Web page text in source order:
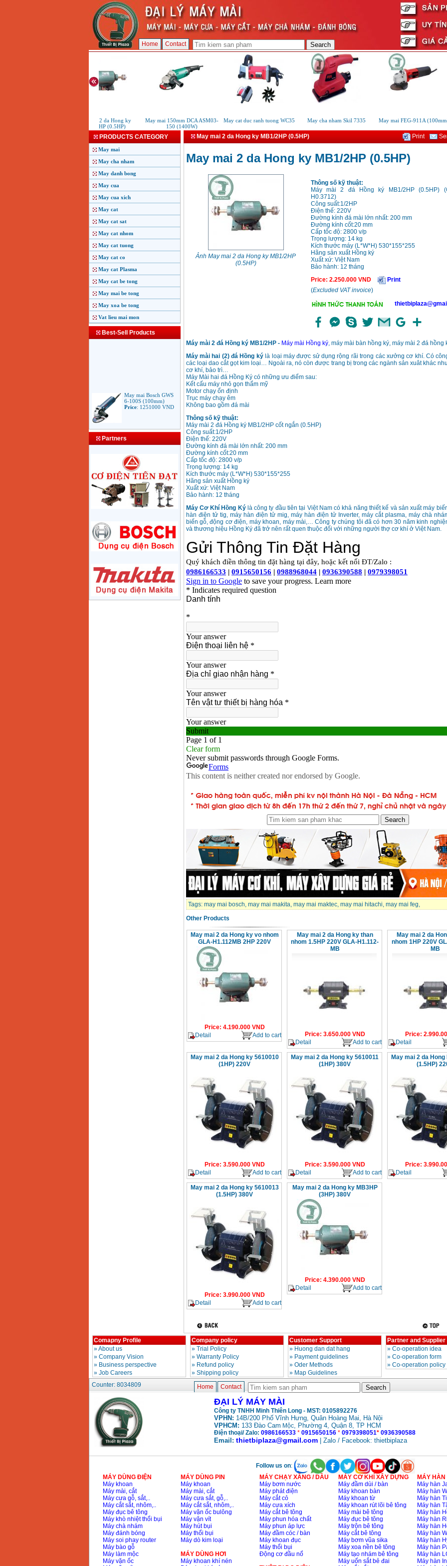
Home Contact
May mai 2 da Hong ky
MB1/2HP (0.5HP)
May mai 150mm DCA ASM03-
150 (1400W)
May cat duc ranh tuong WC35 May cha nham Skil 7335 May mai FEG-911A (100mm)
PRODUCTS CATEGORY
May mai
May cha nham
May danh bong
May cua
May cua xich
May cat
May cat sat
May cat nhom
May cat tuong
May cat co
May cat Plasma
May cat be tong
May mai be tong
May xoa be tong
Vat lieu mai mon
Best-Sell Products
6-100S (100mm)
Price:1251000VND
May mai Makita
9553B (100mm)
710W
May mai 180mm
Bosch GWS 2200-180
(2000W)
Price:3438000VND
(840W)
Price:1587000VND
GA4040 ( 100mm)
Price :2043000VND
May mai hai da
Partners
May mai 2 da Hong ky MB1/2HP (0.5HP) Print
May mai 2 da Hong ky MB1/2HP (0.5HP)
Ảnh May mai 2 da Hong ky MB1/2HP
(0.5HP)
Thông số kỹ thuật:
Máy mài 2 đá Hồng ký MB1/2HP (0.5HP)
H0.3712)
Công suất:1/2HP
Điện thế: 220V
Đường kính đá mài lớn nhất: 200 mm
Đường kính cốt:20 mm
Cấp tốc độ: 2800 v/p
Trọng lượng: 14 kg
Kích thước máy (L*W*H) 530*155*255
Hãng sản xuất Hồng ký
Xuất xứ: Việt Nam
Bảo hành: 12 tháng
Price: 2.250.000VND
Print
(Excluded VAT invoice)
Máy mài 2 đá Hồng ký MB1/2HP - Máy mài Hồng ký, máy mài bàn hồng ký, máy mài 2 đá hồng
Máy mài hai (2) đá Hồng kýlà loại máy được sử dụng rộng rãi trong các xưởng cơ khí. Có
các loại dao cắt gọt kim loại… Ngoài ra, nó còn được trang bị trong các ngành sản xuât khác
cơ khí, bảo trì…
Máy Mài hai đá Hồng Ký có những ưu điểm sau:
Kết cấu máy nhỏ gọn thẩm mỹ
Motor chạy ổn định
Trục máy chạy êm
Không bao gồm đá mài
Thông số kỹ thuật:
Máy mài 2 đá Hồng ký MB1/2HP cốt ngắn (0.5HP)
Công suất:1/2HP
Điện thế: 220V
Đường kính đá mài lớn nhất: 200 mm
Đường kính cốt:20 mm
Cấp tốc độ: 2800 v/p
Trọng lượng: 14 kg
Kích thước máy (L*W*H) 530*155*255
Hãng sản xuất Hồng ký
Xuất xứ: Việt Nam
Bảo hành: 12 tháng
Máy Cơ Khí Hồng Kýlà công ty đầu tiên tại Việt Nam có khả năng thiết kế và sản xuất máy
hàn điện tử tig, máy hàn điện tử mig, máy hàn điện tử Inverter, máy cắt plasma, máy chà
biến gỗ, động cơ điện, máy khoan, máy mài,… Công ty chúng tôi đã có hơn 30 năm kinh
và thương hiệu Hồng Ký đã trở nên rất quen thuộc đối với những người thợ cơ khí ở Việt Nam.
Tags: may mai bosch, may mai makita, may mai maktec, may mai hitachi, may mai feg,
Other Products
May mai 2 da Hong ky vo nhom
GLA-H1.112MB 2HP 220V
Price: 4.190.000VND
Detail
Add to cart
May mai 2 da Hong ky than
nhom 1.5HP 220V GLA-H1.112-
MB
Price: 3.650.000VND
Detail
Add to cart
May mai 2 da
nhom 1HP 220V
MB
Price:
Detail
May mai 2 da Hong ky 5610010
(1HP) 220V
Price: 3.590.000VND
Detail
Add to cart
May mai 2 da Hong ky 5610011
(1HP) 380V
Price: 3.590.000VND
Detail
Add to cart
May mai 2 da
(1.5HP)
Price:
Detail
May mai 2 da Hong ky 5610013
(1.5HP) 380V
Price: 3.990.000VND
Detail
Add to cart
May mai 2 da Hong ky MB3HP
(3HP) 380V
Price: 4.390.000VND
Detail
Add to cart
Comapny Profile
»About us
» Company Vision
» Business perspective
» Job Careers
Company policy
» Trial Policy
» Warranty Policy
» Refund policy
» Shipping policy
Customer Support
» Huong dan dat hang
» Payment guidelines
» Oder Methods
» Map Guidelines
Partner and Supplier
» Co-operation idea
» Co-operation form
» Co-operation policy
Counter: 8034809 Home Contact
ĐẠI LÝ MÁY MÀI
Công ty TNHH Minh Thiên Long - MST: 0105892276
VPHN: 14B/200 Phố Vĩnh Hưng, Quân Hoàng Mai, Hà Nội
VPHCM: 133 Đào Cam Mộc, Phường 4, Quận 8, TP HCM
Điện thoại/ Zalo: 0986166533 * 0915650156* 0979398051* 0936390588
Email: thietbiplaza@gmail.com| Zalo / Facebook: thietbiplaza
Follow us on:
MÁY DÙNG ĐIỆN
Máy khoan
Máy mài, cắt
Máy cưa gỗ, sắt,..
Máy cắt sắt, nhôm,..
Máy đục bê tông
Máy khò nhiệt thổi bụi
Máy chà nhám
Máy đánh bóng
Máy soi phay router
Máy bào gỗ
Máy làm mộc
Máy vặn ốc
MÁY DÙNG PIN
Máy khoan
Máy mài, cắt
Máy cưa sắt, gỗ,..
Máy cắt sắt, nhôm,..
Máy vặn ốc bulông
Máy vặn vít
Máy hút bụi
Máy thổi bụi
Máy dò kim loại
MÁY DÙNG HƠI
Máy khoan khí nén
MÁY CHẠY XĂNG / DẦU
Máy bơm nước
Máy phát điện
Máy cắt cỏ
Máy cưa xích
Máy cắt bê tông
Máy phun hóa chất
Máy phun áp lực
Máy đầm cóc / bàn
Máy khoan đục
Máy thổi bụi
Động cơ đầu nổ
MÁY CƠ KHÍ XÂY DỰNG
Máy đầm dùi / bàn
Máy khoan bàn
Máy khoan từ
Máy khoan rút lõi bê tông
Máy mài bê tông
Máy đục bê tông
Máy trộn bê tông
Máy cắt bê tông
Máy bơm vũa sika
Máy xoa nền bê tông
Máy tạo nhám bê tông
Máy uốn sắt bẻ đai
MÁY HÀN
Máy hàn
Máy hàn
Máy hàn
Máy hàn
Máy hàn
Máy hàn
Máy hàn
Máy hàn
Máy hàn
Máy hàn
Máy hàn
Máy hàn